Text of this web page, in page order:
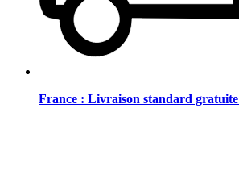
France : Livraison standard gratuite